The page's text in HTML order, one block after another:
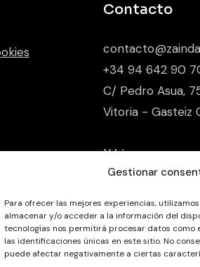
Gestionar
Para ofrecer las mejores experiencias,
almacenar y/o acceder a la información del
tecnologías nos permitirá procesar datos como
las identificaciones únicas en este sitio. No
puede afectar negativamente a ciertas
Contacto
+34 94 642 90
C/ Pedro Asua,
Vitoria - Gasteiz
X.Li.